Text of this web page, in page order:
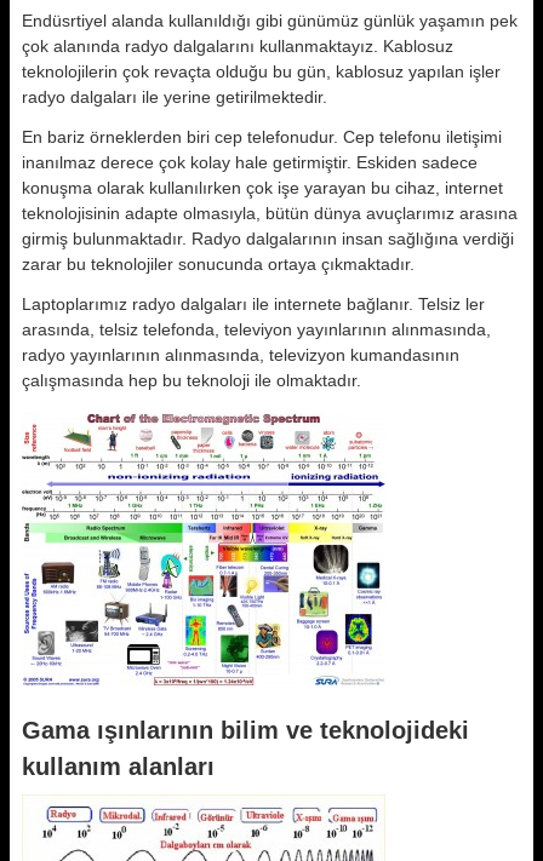
Endüsrtiyel alanda kullanıldığı gibi günümüz günlük yaşamın pek
çok alanında radyo dalgalarını kullanmaktayız. Kablosuz
teknolojilerin çok revaçta olduğu bu gün, kablosuz yapılan işler
radyo dalgaları ile yerine getirilmektedir.
En bariz örneklerden biri cep telefonudur. Cep telefonu iletişimi
inanılmaz derece çok kolay hale getirmiştir. Eskiden sadece
konuşma olarak kullanılırken çok işe yarayan bu cihaz, internet
teknolojisinin adapte olmasıyla, bütün dünya avuçlarımız arasına
girmiş bulunmaktadır. Radyo dalgalarının insan sağlığına verdiği
zarar bu teknolojiler sonucunda ortaya çıkmaktadır.
Laptoplarımız radyo dalgaları ile internete bağlanır. Telsiz ler
arasında, telsiz telefonda, televiyon yayınlarının alınmasında,
radyo yayınlarının alınmasında, televizyon kumandasının
çalışmasında hep bu teknoloji ile olmaktadır.
Gama ışınlarının bilim ve teknolojideki
kullanım alanları